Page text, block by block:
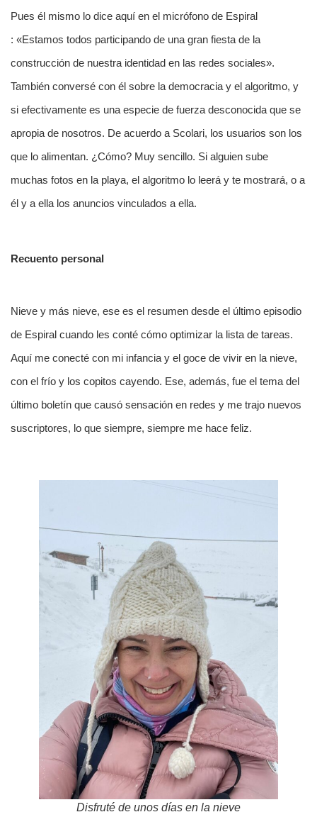
Pues él mismo lo dice aquí en el micrófono de Espiral
: «Estamos todos participando de una gran fiesta de la
construcción de nuestra identidad en las redes sociales».
También conversé con él sobre la democracia y el algoritmo, y
si efectivamente es una especie de fuerza desconocida que se
apropia de nosotros. De acuerdo a Scolari, los usuarios son los
que lo alimentan. ¿Cómo? Muy sencillo. Si alguien sube
muchas fotos en la playa, el algoritmo lo leerá y te mostrará, o a
él y a ella los anuncios vinculados a ella.
Recuento personal
Nieve y más nieve, ese es el resumen desde el último episodio
de Espiral cuando les conté cómo optimizar la lista de tareas.
Aquí me conecté con mi infancia y el goce de vivir en la nieve,
con el frío y los copitos cayendo. Ese, además, fue el tema del
último boletín que causó sensación en redes y me trajo nuevos
suscriptores, lo que siempre, siempre me hace feliz.
Disfruté de unos días en la nieve